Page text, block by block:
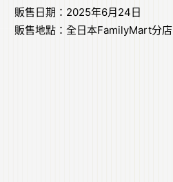
販售日期：2025年6月24日
販售地點：全日本FamilyMart分店